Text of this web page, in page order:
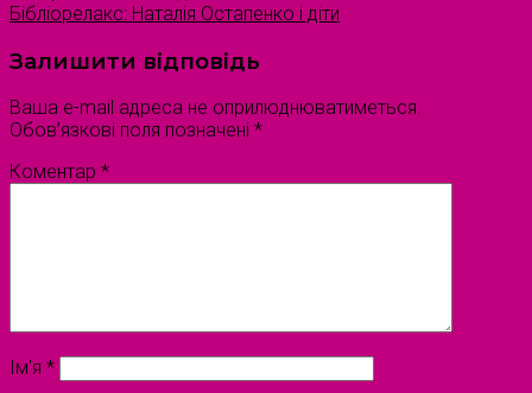
Бібліорелакс: Наталія Остапенко і діти
Залишити відповідь
Ваша e-mail адреса не оприлюднюватиметься.
Обов’язкові поля позначені *
Коментар *
Ім'я *